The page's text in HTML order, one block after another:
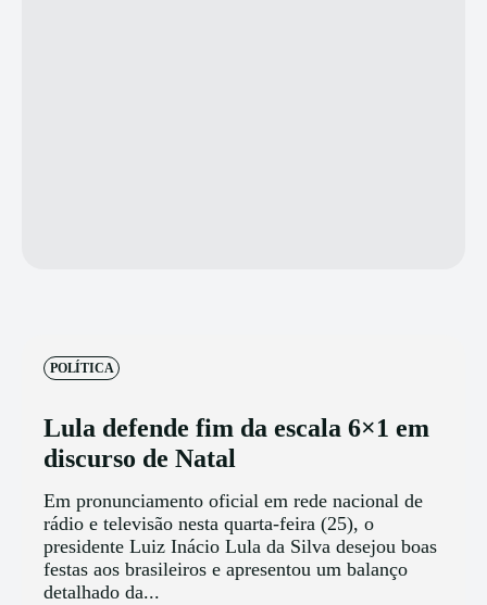
POLÍTICA
Lula defende fim da escala 6×1 em
discurso de Natal
Em pronunciamento oficial em rede nacional de
rádio e televisão nesta quarta-feira (25), o
presidente Luiz Inácio Lula da Silva desejou boas
festas aos brasileiros e apresentou um balanço
detalhado da...